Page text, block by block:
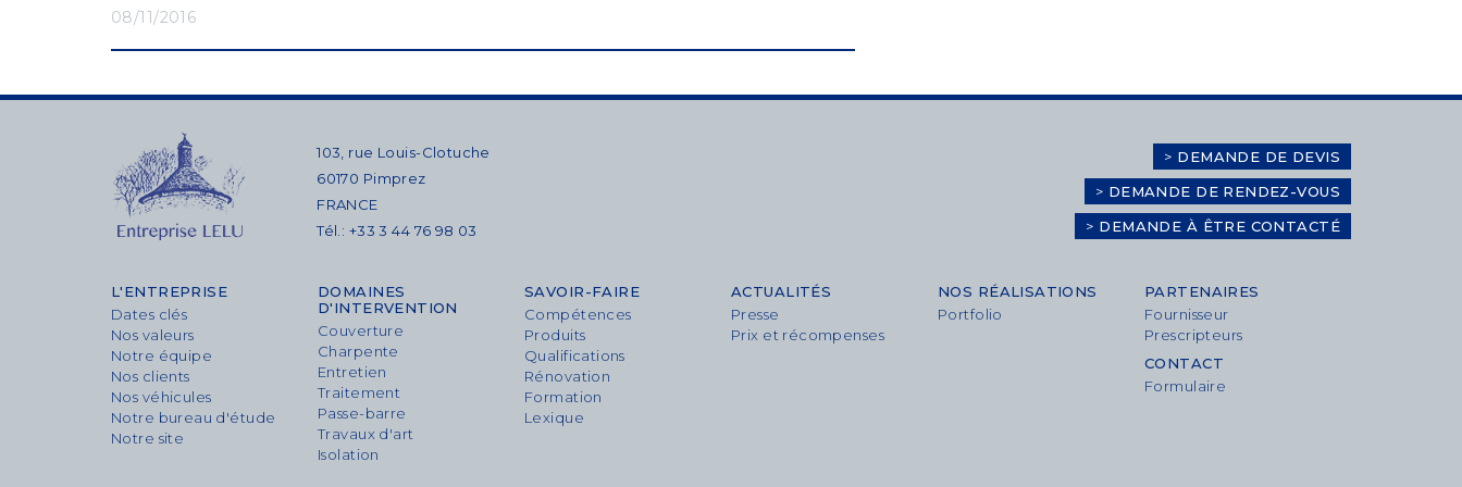
08/11/2016
103, rue Louis-Clotuche
60170 Pimprez
FRANCE
Tél.: +33 3 44 76 98 03
> DEMANDE DE DEVIS
> DEMANDE DE RENDEZ-VOUS
> DEMANDE À ÊTRE CONTACTÉ
L'ENTREPRISE
Dates clés
Nos valeurs
Notre équipe
Nos clients
Nos véhicules
Notre bureau d'étude
Notre site
DOMAINES
D'INTERVENTION
Couverture
Charpente
Entretien
Traitement
Passe-barre
Travaux d'art
Isolation
SAVOIR-FAIRE
Compétences
Produits
Qualifications
Rénovation
Formation
Lexique
ACTUALITÉS
Presse
Prix et récompenses
NOS RÉALISATIONS
Portfolio
PARTENAIRES
Fournisseur
Prescripteurs
CONTACT
Formulaire